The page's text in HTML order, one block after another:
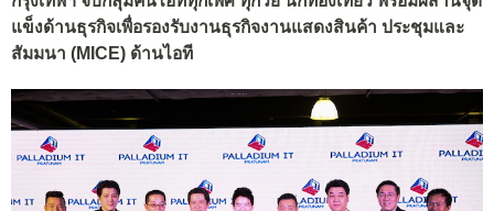
แข็งด้านธุรกิจเพื่อรองรับงานธุรกิจงานแสดงสินค้า ประชุมและ
สัมมนา (MICE) ด้านไอที